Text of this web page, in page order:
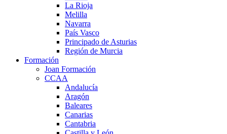
La Rioja
Melilla
Navarra
País Vasco
Principado de Asturias
Región de Murcia
Formación
Joan Formación
CCAA
Andalucía
Aragón
Baleares
Canarias
Cantabria